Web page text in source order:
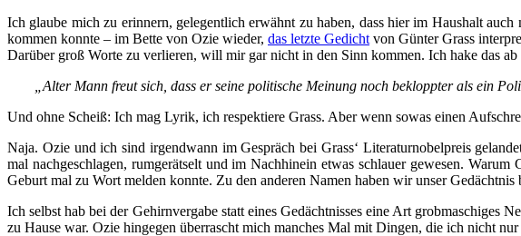
Ich glaube mich zu erinnern, gelegentlich erwähnt zu haben, dass hier im Haushalt
kommen konnte – im Bette von Ozie wieder, das letzte Gedicht von Günter Grass
Darüber groß Worte zu verlieren, will mir gar nicht in den Sinn kommen. Ich hake das ab
„Alter Mann freut sich, dass er seine politische Meinung noch bekloppter als ein
Und ohne Scheiß: Ich mag Lyrik, ich respektiere Grass. Aber wenn sowas einen
Naja. Ozie und ich sind irgendwann im Gespräch bei Grass‘ Literaturnobelpreis
mal nachgeschlagen, rumgerätselt und im Nachhinein etwas schlauer gewesen.
Geburt mal zu Wort melden konnte. Zu den anderen Namen haben wir unser
Ich selbst hab bei der Gehirnvergabe statt eines Gedächtnisses eine Art grobmaschiges
zu Hause war. Ozie hingegen überrascht mich manches Mal mit Dingen, die ich nicht